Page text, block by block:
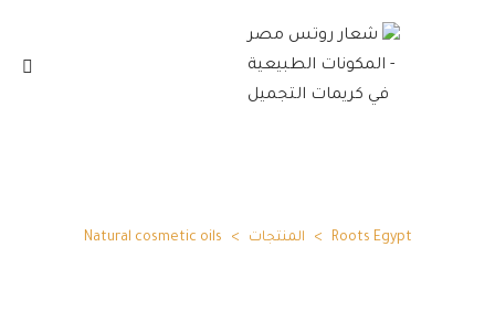
Roots Egypt
> المنتجات >
Natural cosmetic oils